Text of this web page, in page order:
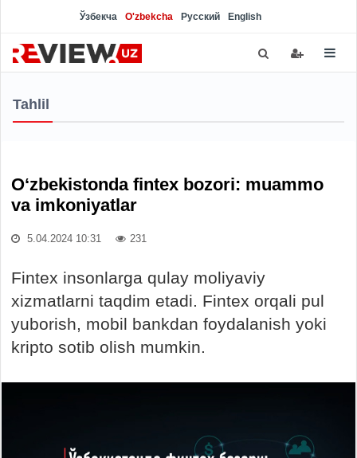
Ўзбекча O'zbekcha Русский English
Tahlil
O‘zbekistonda fintex bozori: muammo
va imkoniyatlar
5.04.2024 10:31 231
Fintex insonlarga qulay moliyaviy
xizmatlarni taqdim etadi. Fintex orqali pul
yuborish, mobil bankdan foydalanish yoki
kripto sotib olish mumkin.